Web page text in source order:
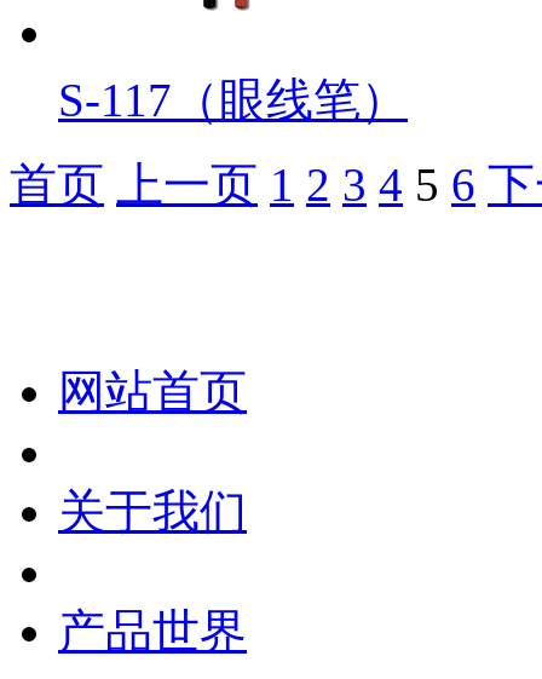
S-117（眼线笔）
首页
上一页 1 2 3 4 5 6
网站首页
关于我们
产品世界